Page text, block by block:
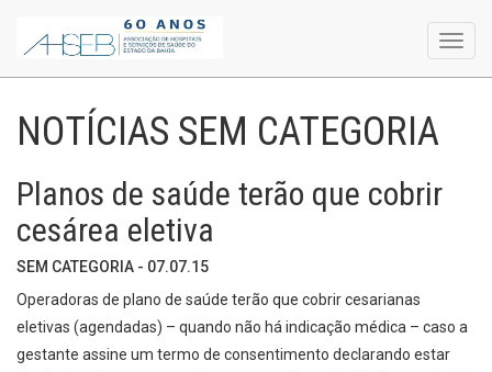
NOTÍCIAS SEM CATEGORIA
Planos de saúde terão que cobrir
cesárea eletiva
SEM CATEGORIA - 07.07.15
Operadoras de plano de saúde terão que cobrir cesarianas
eletivas (agendadas) – quando não há indicação médica – caso a
gestante assine um termo de consentimento declarando estar